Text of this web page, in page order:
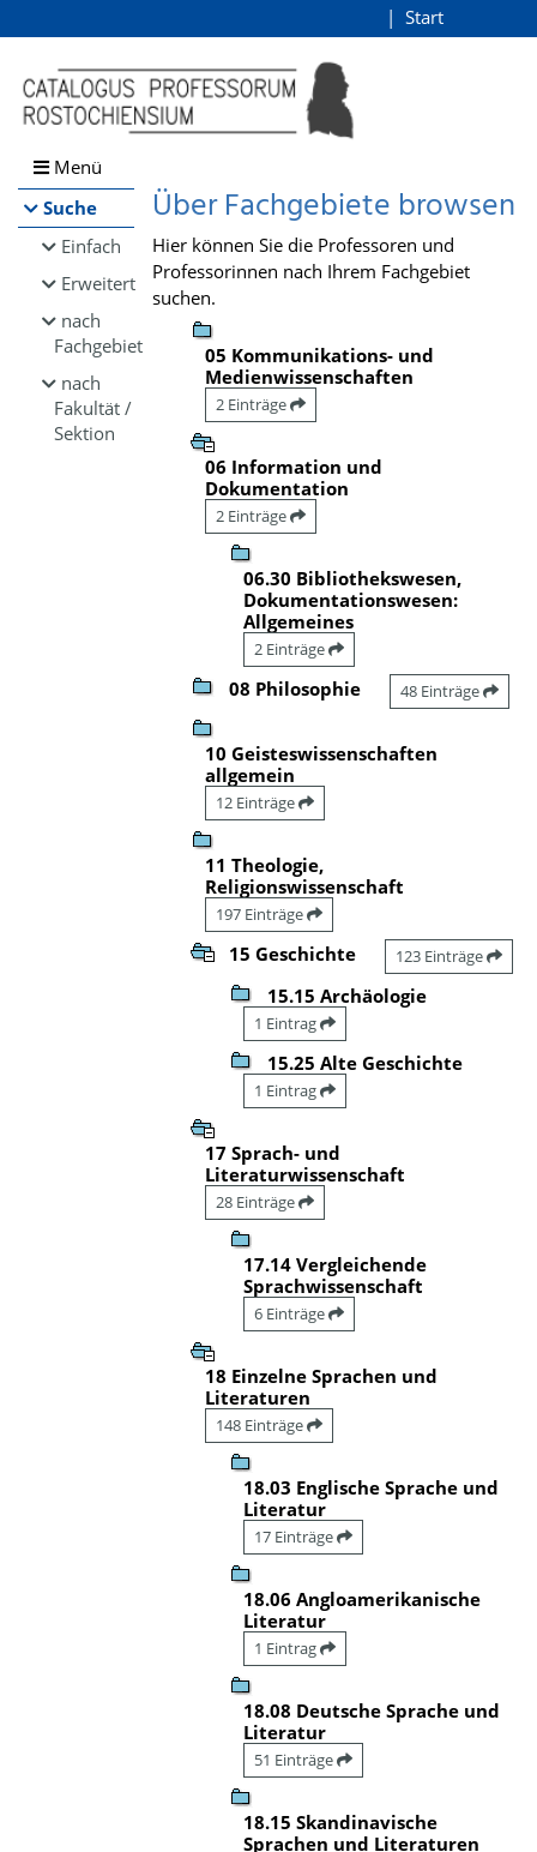
Browsen
direkt zum Inhalt
Start
Menü
Suche
Einfach
Erweitert
nach
Fachgebiet
nach
Fakultät /
Sektion
Über Fachgebiete browsen
Hier können Sie die Professoren und
Professorinnen nach Ihrem Fachgebiet
suchen.
05 Kommunikations- und
Medienwissenschaften
2 Einträge
06 Information und
Dokumentation
2 Einträge
06.30 Bibliothekswesen,
Dokumentationswesen:
Allgemeines
2 Einträge
08 Philosophie 48 Einträge
10 Geisteswissenschaften
allgemein
12 Einträge
11 Theologie,
Religionswissenschaft
197 Einträge
15 Geschichte 123 Einträge
15.15 Archäologie
1 Eintrag
15.25 Alte Geschichte
1 Eintrag
17 Sprach- und
Literaturwissenschaft
28 Einträge
17.14 Vergleichende
Sprachwissenschaft
6 Einträge
18 Einzelne Sprachen und
Literaturen
148 Einträge
18.03 Englische Sprache und
Literatur
17 Einträge
18.06 Angloamerikanische
Literatur
1 Eintrag
18.08 Deutsche Sprache und
Literatur
51 Einträge
18.15 Skandinavische
Sprachen und Literaturen